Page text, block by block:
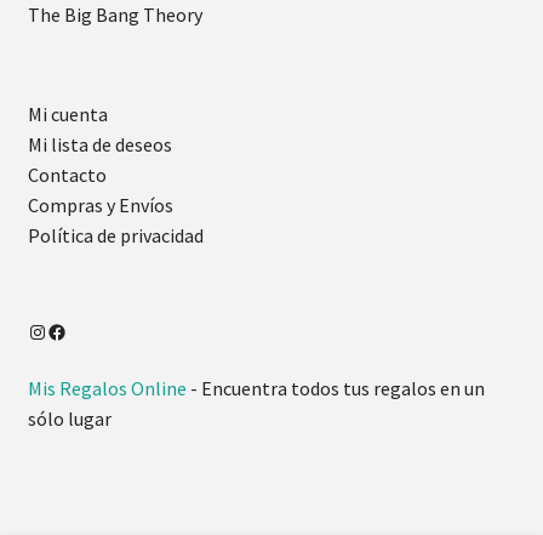
The Big Bang Theory
Mi cuenta
Mi lista de deseos
Contacto
Compras y Envíos
Política de privacidad
Mis Regalos Online - Encuentra todos tus regalos en un
sólo lugar